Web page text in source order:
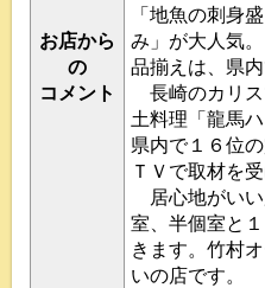
お店から
の
コメント
「地魚の刺身
み」が大人気
品揃えは、県
長崎のカリス
土料理「龍馬
県内で１６位
ＴＶで取材を
居心地がいい
室、半個室と
きます。竹村
いの店です。